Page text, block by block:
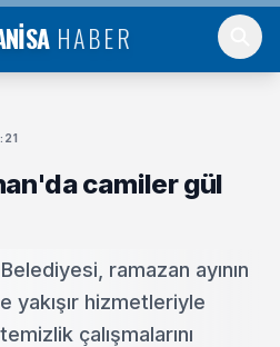
HABER
camiler gül
ramazan ayının
yakışır hizmetleriyle
çalışmalarını